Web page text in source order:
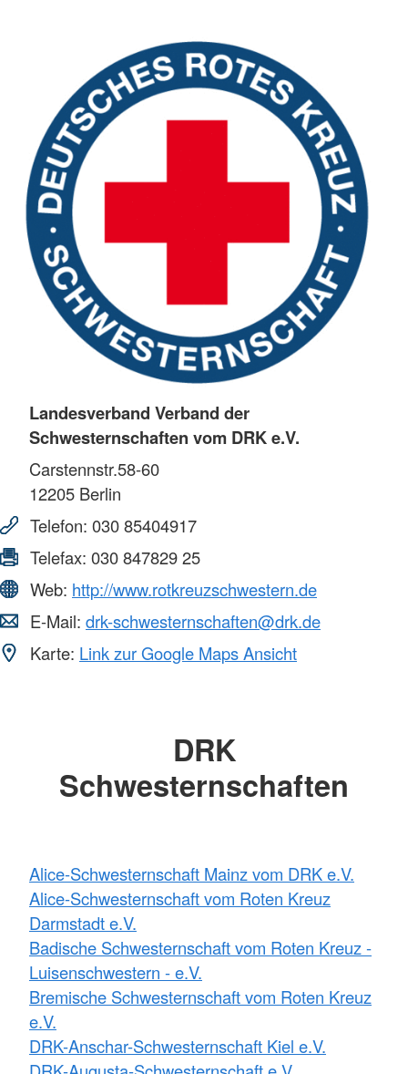
Landesverband Verband der
Schwesternschaften vom DRK e.V.
Carstennstr.58-60
12205 Berlin
Telefon: 030 85404917
Telefax: 030 847829 25
Web: http://www.rotkreuzschwestern.de
E-Mail: drk-schwesternschaften@drk.de
Karte: Link zur Google Maps Ansicht
DRK
Schwesternschaften
Alice-Schwesternschaft Mainz vom DRK e.V.
Alice-Schwesternschaft vom Roten Kreuz
Darmstadt e.V.
Badische Schwesternschaft vom Roten Kreuz -
Luisenschwestern - e.V.
Bremische Schwesternschaft vom Roten Kreuz
e.V.
DRK-Anschar-Schwesternschaft Kiel e.V.